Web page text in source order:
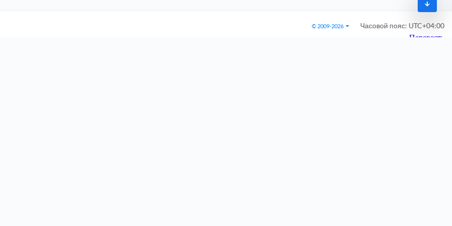
© 2009-2026 Часовой пояс: UTC+04:00